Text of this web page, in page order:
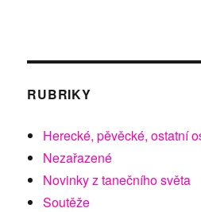
RUBRIKY
Herecké, pěvěcké, ostatní
Nezařazené
Novinky z tanečního světa
Soutěže